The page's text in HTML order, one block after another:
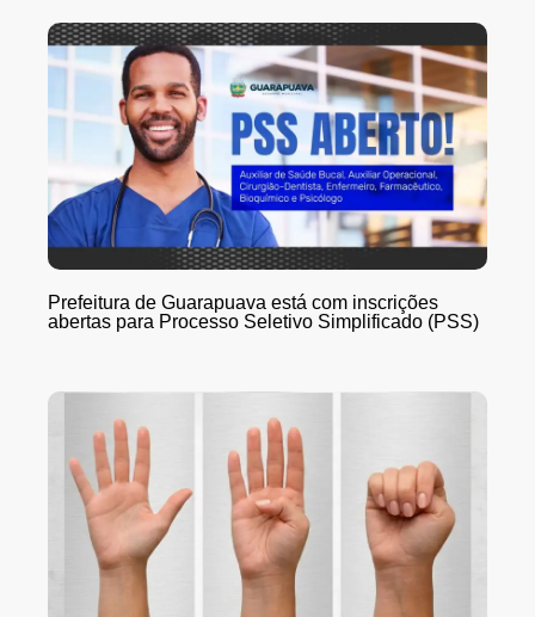
Prefeitura de Guarapuava está com inscrições
abertas para Processo Seletivo Simplificado (PSS)